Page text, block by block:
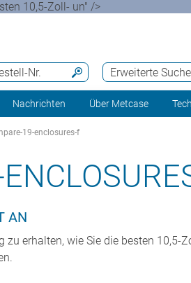
10,5-Zoll- un" />
Erweiterte Suche
Nr.
Nachrichten Über Metcase
19-enclosures-f
AN
erhalten, wie Sie die besten 10,5-